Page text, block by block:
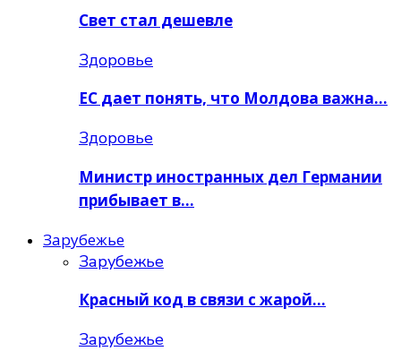
Свет стал дешевле
Здоровье
ЕС дает понять, что Молдова важна…
Здоровье
Министр иностранных дел Германии
прибывает в…
Зарубежье
Зарубежье
Красный код в связи с жарой…
Зарубежье